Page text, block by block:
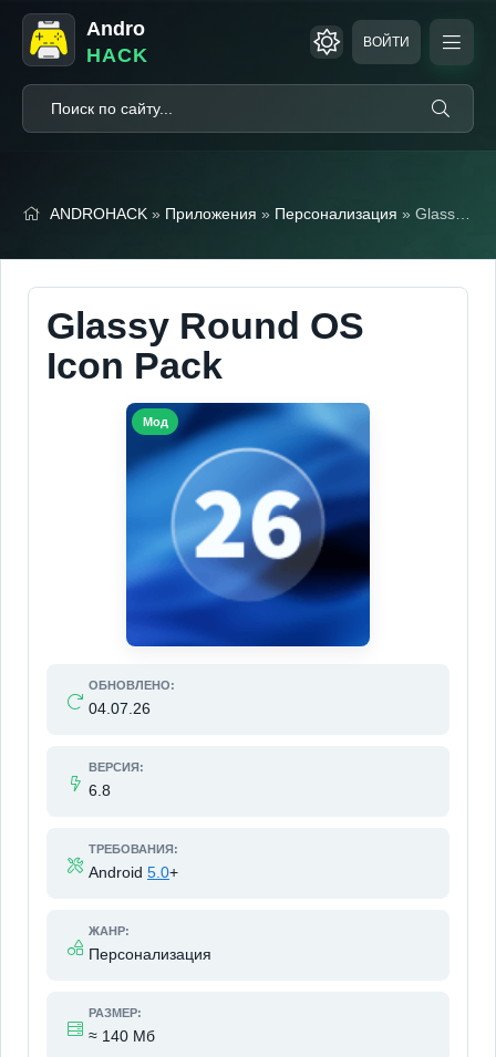
Andro
HACK
ВОЙТИ
ANDROHACK » Приложения » Персонализация » Glassy Round OS Icon Pack
Glassy Round OS
Icon Pack
ОБНОВЛЕНО:
04.07.26
ВЕРСИЯ:
6.8
ТРЕБОВАНИЯ:
Android 5.0+
ЖАНР:
Персонализация
РАЗМЕР:
≈ 140 Мб
Мод